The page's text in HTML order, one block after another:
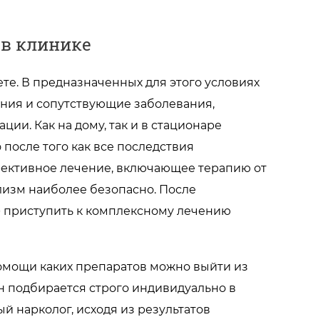
клинике
В предназначенных для этого условиях
и сопутствующие заболевания,
Как на дому, так и в стационаре
того как все последствия
лечение, включающее терапию от
наиболее безопасно. После
приступить к комплексному лечению
каких препаратов можно выйти из
подбирается строго индивидуально в
нарколог, исходя из результатов